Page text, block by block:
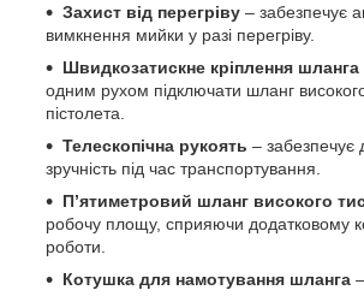
Захист від перегріву – забезпечує
вимкнення мийки у разі перегріву.
Швидкозатискне кріплення шланга
одним рухом підключати шланг
пістолета.
Телескопічна рукоять – забезпечує
зручність під час транспортування.
П’ятиметровий шланг високого
робочу площу, сприяючи додатковому
роботи.
Котушка для намотування шланга